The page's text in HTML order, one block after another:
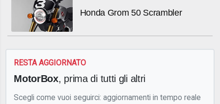
Honda Grom 50 Scrambler
RESTA AGGIORNATO
MotorBox, prima di tutti gli altri
Scegli come vuoi seguirci: aggiornamenti in tempo reale